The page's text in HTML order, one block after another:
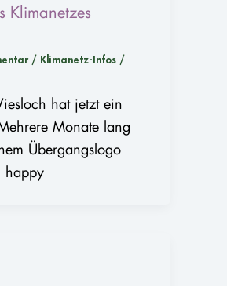
Klimanetzes
/ Klimanetz-Infos/
hat jetzt ein
Monate lang
Übergangslogo
happy